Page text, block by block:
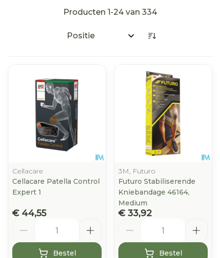
Producten 1-24van 334
Sorteer op:
Cellacare
Cellacare Patella Control
Expert 1
€ 44,55
Bestel
3M, Futuro
Futuro Stabiliserende
Kniebandage 46164,
Medium
€ 33,92
Bestel